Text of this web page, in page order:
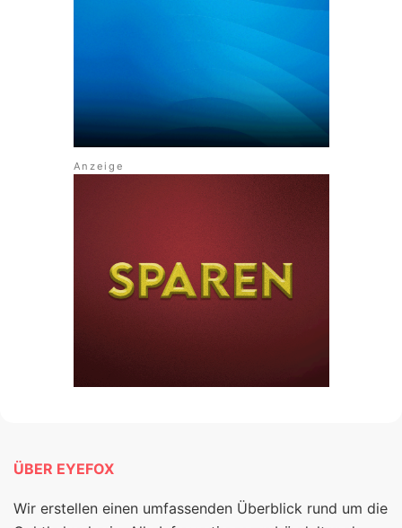
ÜBER EYEFOX
Wir erstellen einen umfassenden Überblick rund um die